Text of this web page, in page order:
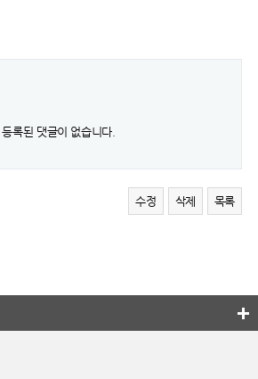
등록된 댓글이 없습니다.
수정 삭제 목록